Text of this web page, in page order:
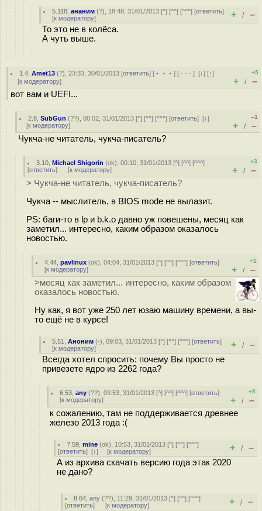
5.118 ,ананим (?), 18:48, 31/01/2013 [^] [^^] [^^^] [ответить]
[к модератору] + / –
То это не в колёса.
А чуть выше.
1.4 ,Amet13 (?), 23:33, 30/01/2013 [ответить] [ ﹢﹢﹢] [ · · ·][↓] [↑]
[к модератору]
+5
+ / –
вот вам и UEFI...
2.8 ,SubGun (??), 00:02, 31/01/2013 [^] [^^] [^^^] [ответить][↓]
[к модератору]
–1
+ / –
Чукча-не читатель, чукча-писатель?
3.10 ,Michael Shigorin (ok), 00:10, 31/01/2013 [^] [^^] [^^^]
[ответить] [к модератору]
+3
+ / –
> Чукча-не читатель, чукча-писатель?
Чукча -- мыслитель, в BIOS mode не вылазит.
PS: баги-то в lp и b.k.o давно уж повешены, месяц как
заметил... интересно, каким образом оказалось
новостью.
4.44 ,pavlinux (ok), 04:04, 31/01/2013 [^] [^^] [^^^] [ответить]
[к модератору]
+1
+ / –
>месяц как заметил... интересно, каким образом
оказалось новостью.
Ну как, я вот уже 250 лет юзаю машину времени, а вы-
то ещё не в курсе!
5.51 ,Аноним (-), 09:03, 31/01/2013 [^] [^^] [^^^] [ответить]
[к модератору] + / –
Всегда хотел спросить: почему Вы просто не
привезете ядро из 2262 года?
6.53 ,any (??), 09:53, 31/01/2013 [^] [^^] [^^^] [ответить]
[к модератору]
+8
+ / –
к сожалению, там не поддерживается древнее
железо 2013 года :(
7.59 ,mine (ok), 10:53, 31/01/2013 [^] [^^] [^^^]
[ответить] [↓] [к модератору] + / –
А из архива скачать версию года этак 2020
не дано?
8.64 ,any (??), 11:29, 31/01/2013 [^] [^^] [^^^]
[ответить] [к модератору] + / –